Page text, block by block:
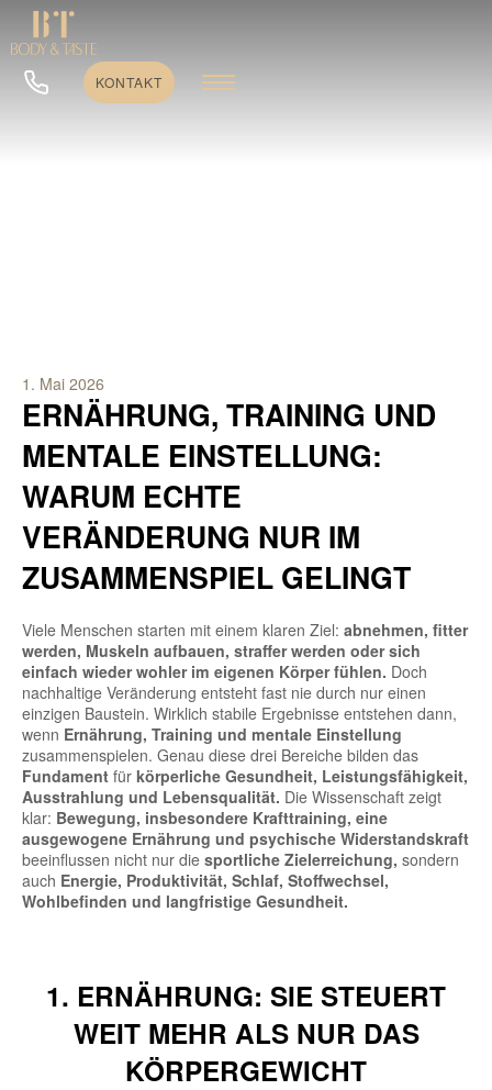
KONTAKT
1. Mai 2026
ERNÄHRUNG, TRAINING UND
MENTALE EINSTELLUNG:
WARUM ECHTE
VERÄNDERUNG NUR IM
ZUSAMMENSPIEL GELINGT
Viele Menschen starten mit einem klaren Ziel: abnehmen, fitter
werden, Muskeln aufbauen, straffer werden oder sich
einfach wieder wohler im eigenen Körper fühlen. Doch
nachhaltige Veränderung entsteht fast nie durch nur einen
einzigen Baustein. Wirklich stabile Ergebnisse entstehen dann,
wenn Ernährung, Training und mentale Einstellung
zusammenspielen. Genau diese drei Bereiche bilden das
Fundament für körperliche Gesundheit, Leistungsfähigkeit,
Ausstrahlung und Lebensqualität. Die Wissenschaft zeigt
klar: Bewegung, insbesondere Krafttraining, eine
ausgewogene Ernährung und psychische Widerstandskraft
beeinflussen nicht nur die sportliche Zielerreichung, sondern
auch Energie, Produktivität, Schlaf, Stoffwechsel,
Wohlbefinden und langfristige Gesundheit.
1. ERNÄHRUNG: SIE STEUERT
WEIT MEHR ALS NUR DAS
KÖRPERGEWICHT